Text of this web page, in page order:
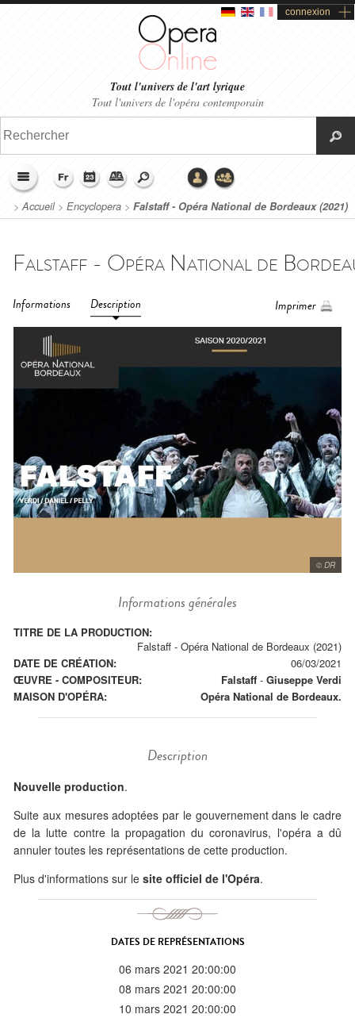
connexion
Tout l'univers de l'art lyrique
Tout l'univers de l'opéra contemporain
>Accueil> Encyclopera > Falstaff - Opéra National de Bordeaux (2021)
Informations Description Imprimer
© DR
Informations générales
TITRE DE LA PRODUCTION:
Falstaff - Opéra National de Bordeaux (2021)
DATE DE CRÉATION:
06/03/2021
ŒUVRE - COMPOSITEUR:
Falstaff - Giuseppe Verdi
MAISON D'OPÉRA:
Opéra National de Bordeaux.
Description
Nouvelle production.
Suite aux mesures adoptées par le gouvernement dans le cadre
de la lutte contre la propagation du coronavirus, l'opéra a dû
annuler toutes les représentations de cette production.
Plus d'informations sur le site officiel de l'Opéra.
DATES DE REPRÉSENTATIONS
06 mars 2021 20:00:00
08 mars 2021 20:00:00
10 mars 2021 20:00:00